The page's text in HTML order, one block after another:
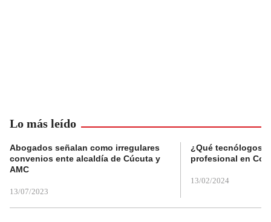
Lo más leído
Abogados señalan como irregulares
convenios ente alcaldía de Cúcuta y
AMC
13/07/2023
¿Qué tecnólogos
profesional en
13/02/2024